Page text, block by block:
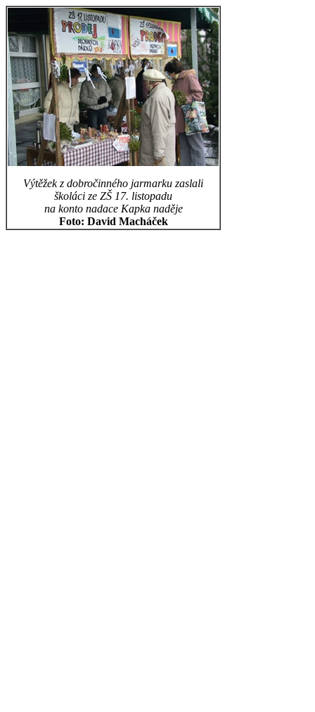
Výtěžek z dobročinného jarmarku zaslali
školáci ze ZŠ 17. listopadu
na konto nadace Kapka naděje
Foto: David Macháček